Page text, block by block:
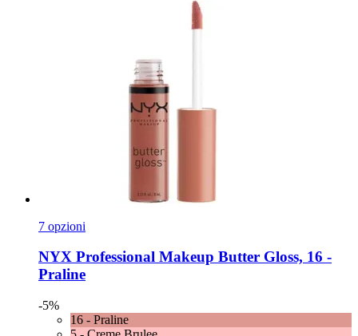
7 opzioni
NYX Professional Makeup Butter Gloss, 16 -​
Praline
-5%
16 - Praline